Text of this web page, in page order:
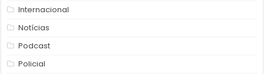
Internacional
Notícias
Podcast
Policial